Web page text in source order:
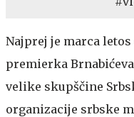
Najprej je marca
premierka
velike skupščine
organizacije srbske